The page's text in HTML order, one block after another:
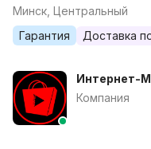
Минск, Центральный
Гарантия
Доставка
Интернет-
Компания